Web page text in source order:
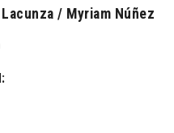
/ Myriam Núñez